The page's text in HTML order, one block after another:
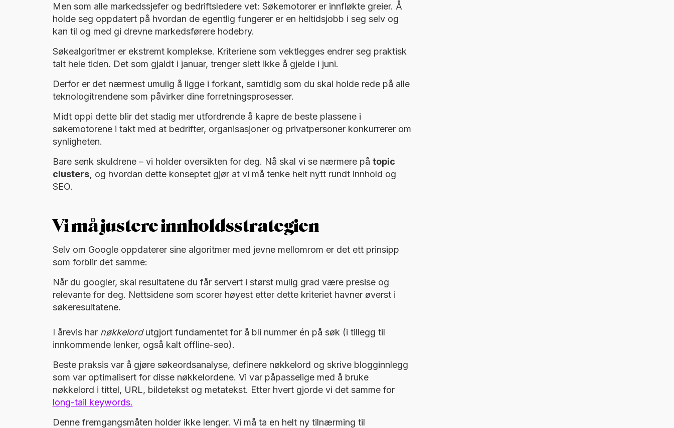
Men som alle markedssjefer og bedriftsledere vet: Søkemotorer er innfløkte greier. Å
holde seg oppdatert på hvordan de egentlig fungerer er en heltidsjobb i seg selv og
kan til og med gi drevne markedsførere hodebry.
Søkealgoritmer er ekstremt komplekse. Kriteriene som vektlegges endrer seg praktisk
talt hele tiden. Det som gjaldt i januar, trenger slett ikke å gjelde i juni.
Derfor er det nærmest umulig å ligge i forkant, samtidig som du skal holde rede på alle
teknologitrendene som påvirker dine forretningsprosesser.
Midt oppi dette blir det stadig mer utfordrende å kapre de beste plassene i
søkemotorene i takt med at bedrifter, organisasjoner og privatpersoner konkurrerer om
synligheten.
Bare senk skuldrene – vi holder oversikten for deg. Nå skal vi se nærmere på topic
clusters, og hvordan dette konseptet gjør at vi må tenke helt nytt rundt innhold og
SEO.
Vi må justere innholdsstrategien
Selv om Google oppdaterer sine algoritmer med jevne mellomrom er det ett prinsipp
som forblir det samme:
Når du googler, skal resultatene du får servert i størst mulig grad være presise og
relevante for deg. Nettsidene som scorer høyest etter dette kriteriet havner øverst i
søkeresultatene.
I årevis har nøkkelordutgjort fundamentet for å bli nummer én på søk (i tillegg til
innkommende lenker, også kalt offline-seo).
Beste praksis var å gjøre søkeordsanalyse, definere nøkkelord og skrive blogginnlegg
som var optimalisert for disse nøkkelordene. Vi var påpasselige med å bruke
nøkkelord i tittel, URL, bildetekst og metatekst. Etter hvert gjorde vi det samme for
long-tail keywords.
Denne fremgangsmåten holder ikke lenger. Vi må ta en helt ny tilnærming til